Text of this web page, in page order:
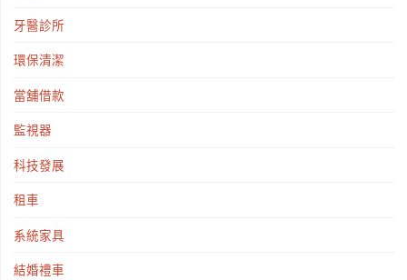
牙醫診所
環保清潔
當舖借款
監視器
科技發展
租車
系統家具
結婚禮車